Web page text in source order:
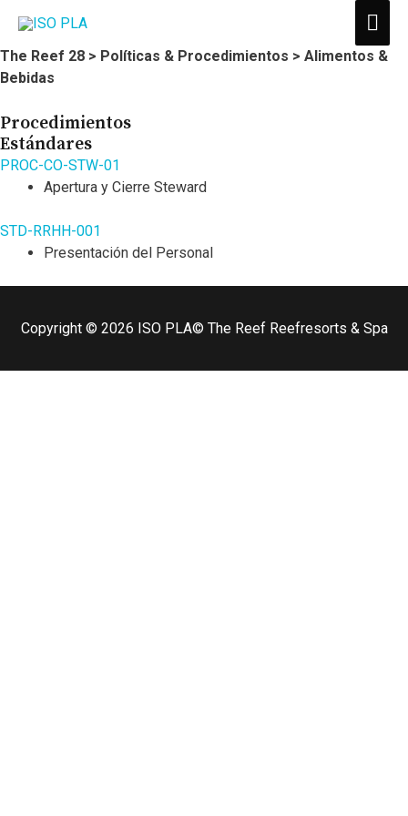
The Reef 28 > Políticas & Procedimientos > Alimentos &
Bebidas
Procedimientos
Estándares
PROC-CO-STW-01
Apertura y Cierre Steward
STD-RRHH-001
Presentación del Personal
Copyright © 2026 ISO PLA© The Reef Reefresorts & Spa